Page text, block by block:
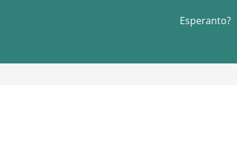
Esperanto?